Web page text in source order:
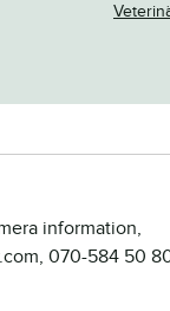
information,
070-584 50